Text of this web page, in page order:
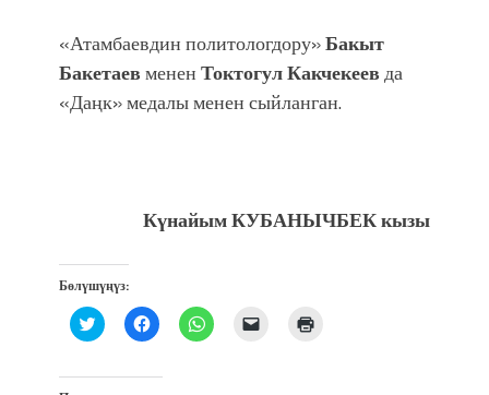
«Атамбаевдин политологдору»Бакыт
БакетаевмененТоктогул Какчекеевда
«Даңк» медалы менен сыйланган.
Күнайым КУБАНЫЧБЕК кызы
Бөлүшүңүз:
Нажмите,
чтобы
Twitter
Нажмите,
чтобы
Facebook
Нажмите,
чтобы
Послать
ссылку